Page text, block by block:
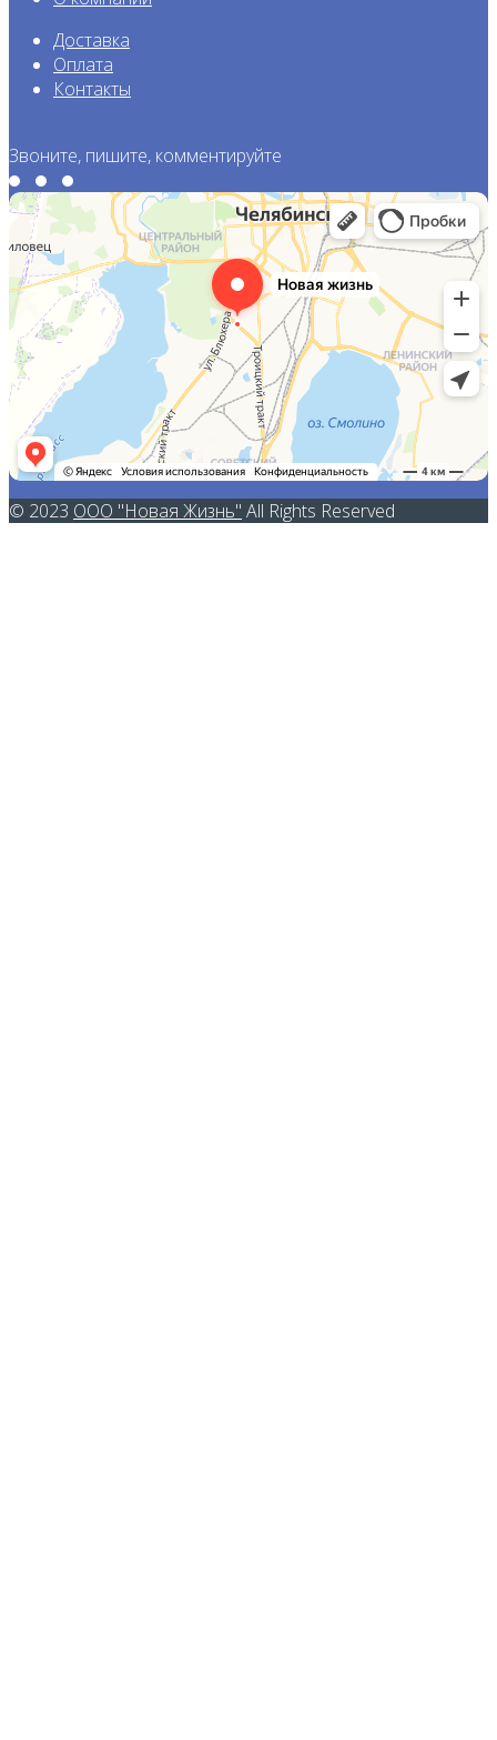
Доставка
Оплата
Контакты
Звоните, пишите, комментируйте
© 2023 ООО "Новая Жизнь" All Rights Reserved